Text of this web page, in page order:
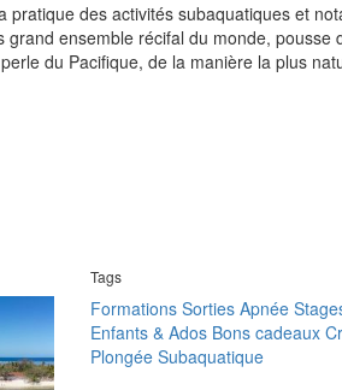
pratique des activités subaquatiques et
ensemble récifal du monde, pousse
du Pacifique, de la manière la plus
Tags
Formations Sorties Apnée
Enfants & Ados Bons cadeaux
Plongée Subaquatique